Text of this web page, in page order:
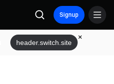
Signup
header.switch.site